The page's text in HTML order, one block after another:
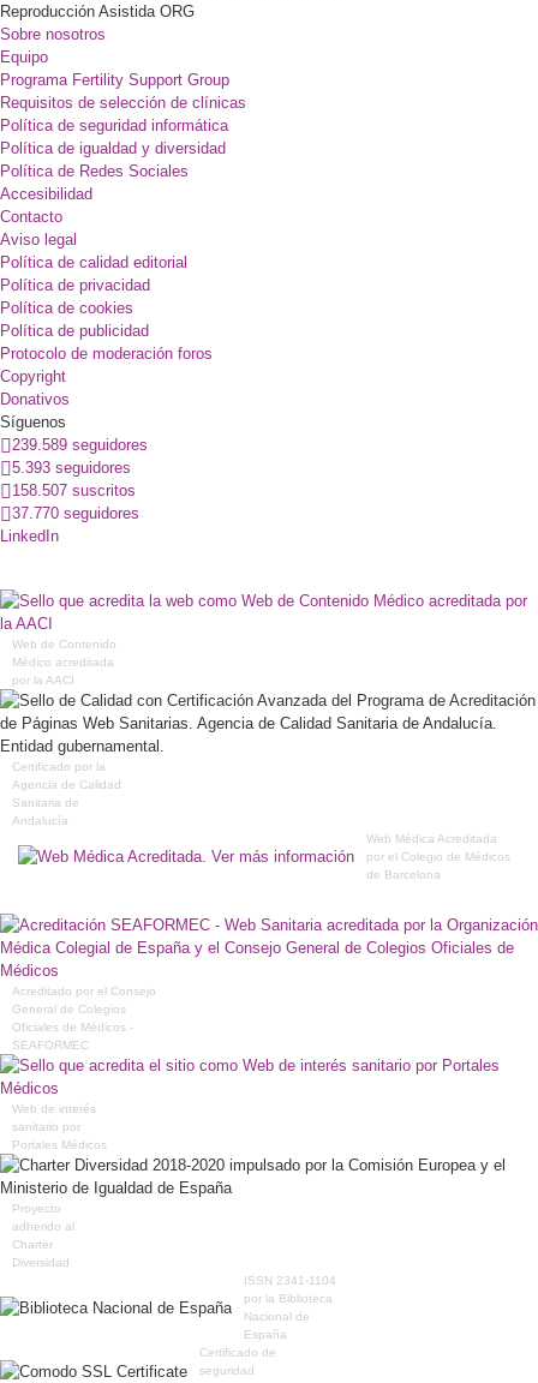
Reproducción Asistida ORG
Sobre nosotros
Equipo
Programa Fertility Support Group
Requisitos de selección de clínicas
Política de seguridad informática
Política de igualdad y diversidad
Política de Redes Sociales
Accesibilidad
Contacto
Aviso legal
Política de calidad editorial
Política de privacidad
Política de cookies
Política de publicidad
Protocolo de moderación foros
Copyright
Donativos
Síguenos
239.589 seguidores
5.393 seguidores
158.507 suscritos
37.770 seguidores
LinkedIn
Web de Contenido
Médico acreditada
por la AACI
Certificado por la
Agencia de Calidad
Sanitaria de
Andalucía
Web Médica Acreditada
por el Colegio de Médicos
de Barcelona
Acreditado por el Consejo
General de Colegios
Oficiales de Médicos -
SEAFORMEC
Web de interés
sanitario por
Portales Médicos
Proyecto
adherido al
Charter
Diversidad
ISSN 2341-1104
por la Biblioteca
Nacional de
España
Certificado de
seguridad